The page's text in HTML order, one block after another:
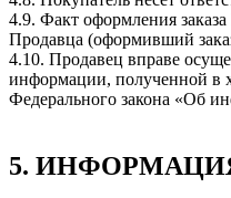
4.9. Факт оформления
Продавца (оформивший
4.10. Продавец вправе
информации, полученной в
Федерального закона «Об
5.